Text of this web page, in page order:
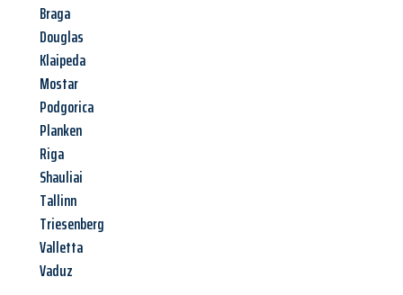
Braga
Douglas
Klaipeda
Mostar
Podgorica
Planken
Riga
Shauliai
Tallinn
Triesenberg
Valletta
Vaduz